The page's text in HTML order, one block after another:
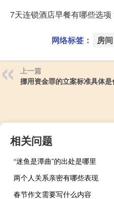
7天连锁酒店早餐有哪些选项
网络标签： 房间
上一篇
挪用资金罪的立案标准具体是
相关问题
“迷鱼是潭曲”的出处是哪里
两个人关系亲密有哪些表现
春节作文需要写什么内容